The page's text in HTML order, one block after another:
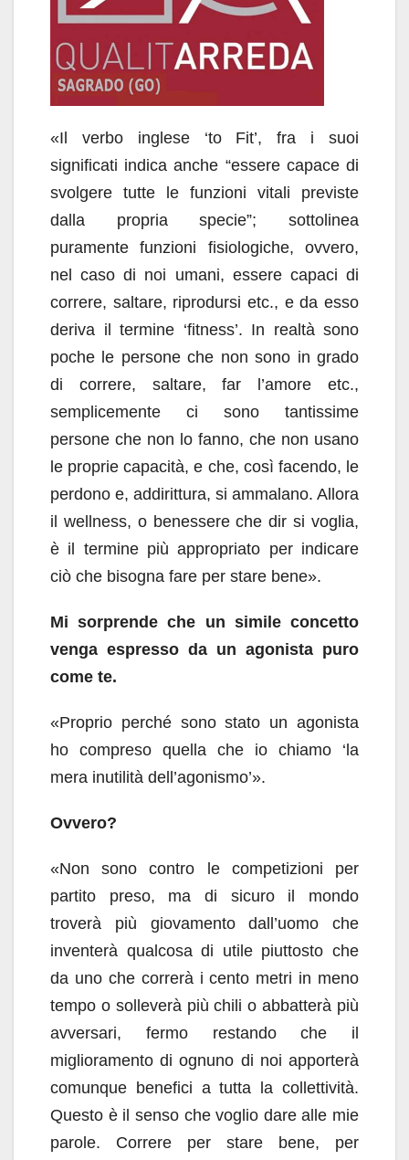
«Il verbo inglese ‘to Fit’, fra i suoi
significati indica anche “essere capace di
svolgere tutte le funzioni vitali previste
dalla propria specie”; sottolinea
puramente funzioni fisiologiche, ovvero,
nel caso di noi umani, essere capaci di
correre, saltare, riprodursi etc., e da esso
deriva il termine ‘fitness’. In realtà sono
poche le persone che non sono in grado
di correre, saltare, far l’amore etc.,
semplicemente ci sono tantissime
persone che non lo fanno, che non usano
le proprie capacità, e che, così facendo, le
perdono e, addirittura, si ammalano. Allora
il wellness, o benessere che dir si voglia,
è il termine più appropriato per indicare
ciò che bisogna fare per stare bene».
Mi sorprende che un simile concetto
venga espresso da un agonista puro
come te.
«Proprio perché sono stato un agonista
ho compreso quella che io chiamo ‘la
mera inutilità dell’agonismo’».
Ovvero?
«Non sono contro le competizioni per
partito preso, ma di sicuro il mondo
troverà più giovamento dall’uomo che
inventerà qualcosa di utile piuttosto che
da uno che correrà i cento metri in meno
tempo o solleverà più chili o abbatterà più
avversari, fermo restando che il
miglioramento di ognuno di noi apporterà
comunque benefici a tutta la collettività.
Questo è il senso che voglio dare alle mie
parole. Correre per stare bene, per